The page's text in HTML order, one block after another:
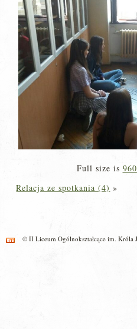
Full size is
Relacja ze spotkania (4) »
© II Liceum Ogólnokształcące im.